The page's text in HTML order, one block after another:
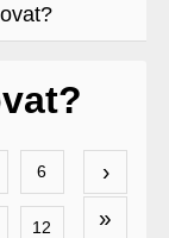
›
»
6
12